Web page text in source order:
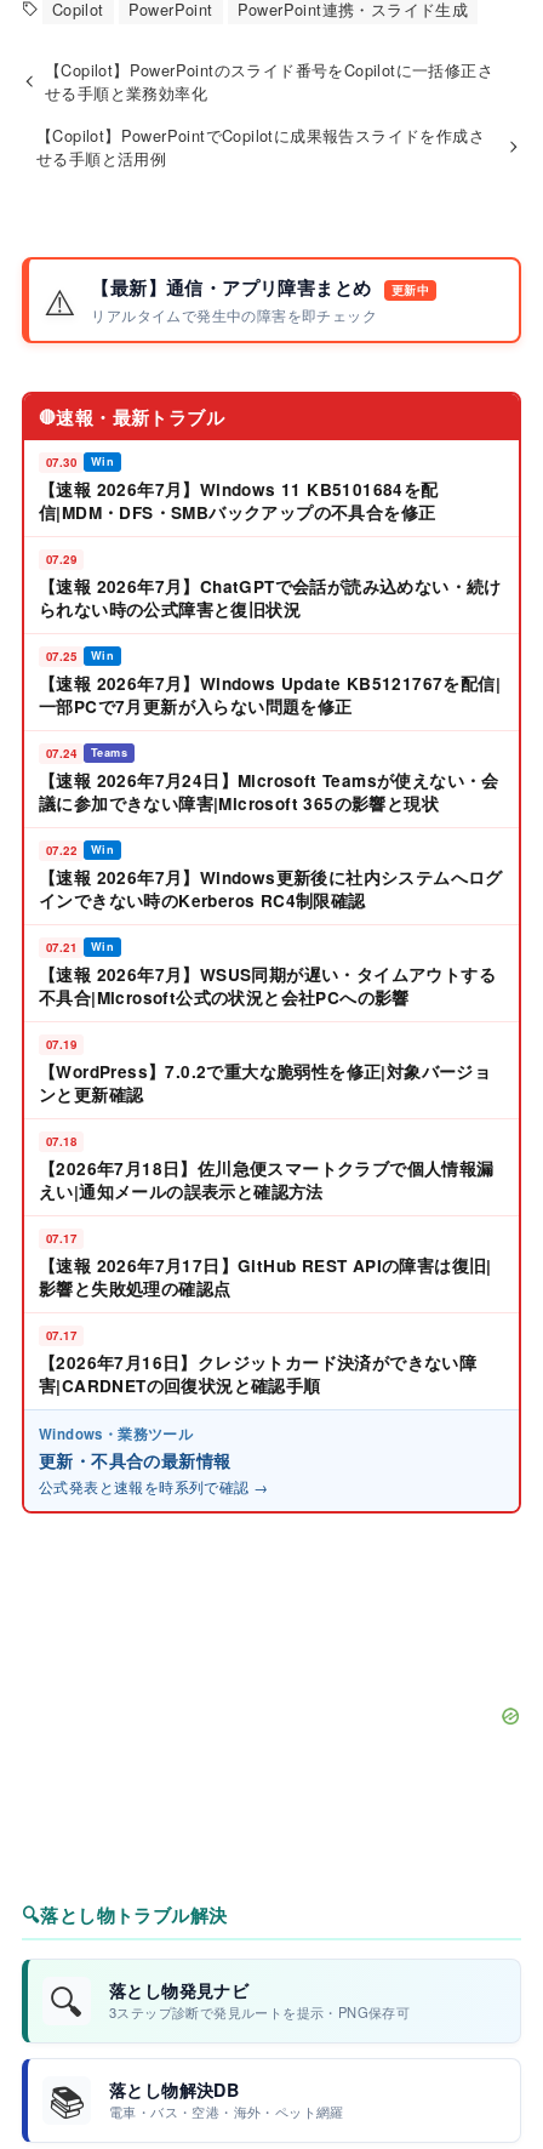
Copilot PowerPoint PowerPoint連携・スライド生成
【Copilot】PowerPointのスライド番号をCopilotに一括修正さ
せる手順と業務効率化
【Copilot】PowerPointでCopilotに成果報告スライドを作成さ
せる手順と活用例
⚠️ 【最新】通信・アプリ障害まとめ 更新中
リアルタイムで発生中の障害を即チェック
🔴速報・最新トラブル
07.30 Win
【速報 2026年7月】Windows 11 KB5101684を配
信|MDM・DFS・SMBバックアップの不具合を修正
07.29
【速報 2026年7月】ChatGPTで会話が読み込めない・続け
られない時の公式障害と復旧状況
07.25 Win
【速報 2026年7月】Windows Update KB5121767を配信|
一部PCで7月更新が入らない問題を修正
07.24 Teams
【速報 2026年7月24日】Microsoft Teamsが使えない・会
議に参加できない障害|Microsoft 365の影響と現状
07.22 Win
【速報 2026年7月】Windows更新後に社内システムへログ
インできない時のKerberos RC4制限確認
07.21 Win
【速報 2026年7月】WSUS同期が遅い・タイムアウトする
不具合|Microsoft公式の状況と会社PCへの影響
07.19
【WordPress】7.0.2で重大な脆弱性を修正|対象バージョ
ンと更新確認
07.18
【2026年7月18日】佐川急便スマートクラブで個人情報漏
えい|通知メールの誤表示と確認方法
07.17
【速報 2026年7月17日】GitHub REST APIの障害は復旧|
影響と失敗処理の確認点
07.17
【2026年7月16日】クレジットカード決済ができない障
害|CARDNETの回復状況と確認手順
Windows・業務ツール
更新・不具合の最新情報
公式発表と速報を時系列で確認 →
🔍落とし物トラブル解決
🔍 落とし物発見ナビ
3ステップ診断で発見ルートを提示・PNG保存可
📚 落とし物解決DB
電車・バス・空港・海外・ペット網羅